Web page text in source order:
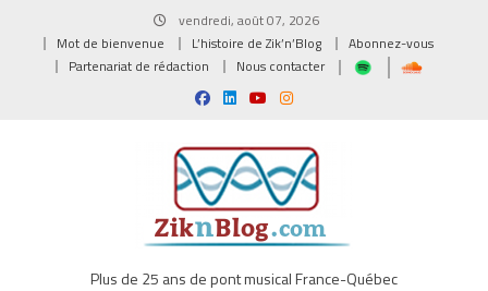
vendredi, août 07, 2026
Mot de bienvenue
L’histoire de Zik’n’Blog
Abonnez-vous
Partenariat de rédaction
Nous contacter
Plus de 25 ans de pont musical France-Québec